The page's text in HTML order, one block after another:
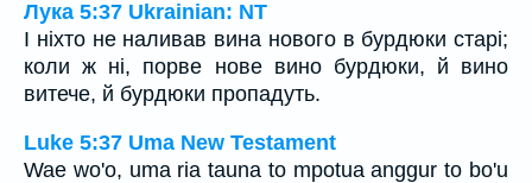
Лука 5:37 Ukrainian: NT
І ніхто не наливав вина нового в бурдюки старі;
коли ж ні, порве нове вино бурдюки, й вино
витече, й бурдюки пропадуть.
Luke 5:37 Uma New Testament
Wae wo'o, uma ria tauna to mpotua anggur to bo'u